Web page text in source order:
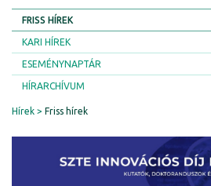
FRISS HÍREK
KARI HÍREK
ESEMÉNYNAPTÁR
HÍRARCHÍVUM
Hírek Friss hírek